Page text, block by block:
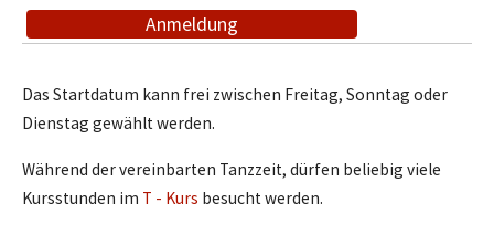
Anmeldung
Das Startdatum kann frei zwischen Freitag, Sonntag oder
Dienstag gewählt werden.
Während der vereinbarten Tanzzeit, dürfen beliebig viele
Kursstunden im T - Kurs besucht werden.